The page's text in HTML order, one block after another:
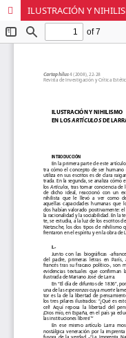
ILUSTRACIÓN Y